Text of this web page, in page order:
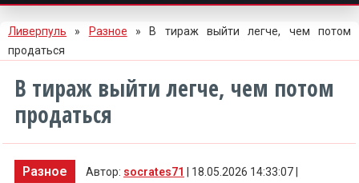
Ливерпуль » Разное » В тираж выйти легче, чем потом
продаться
В тираж выйти легче, чем потом
продаться
Разное Автор: socrates71
| 18.05.2026 14:33:07 |